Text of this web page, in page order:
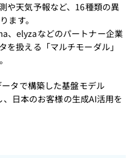
や天気予報など、16種類の異
ます。
、elyzaなどのパートナー企業
を扱える「マルチモーダル」
ータで構築した基盤モデル
日本のお客様の生成AI活用を